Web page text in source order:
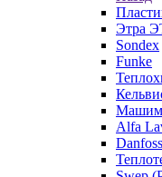
Этра
Sondex
Funke
Alfa
Danfoss